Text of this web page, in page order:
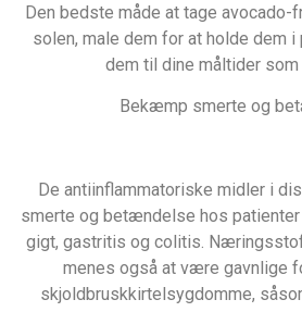
Den bedste måde at tage avocado-
solen, male dem for at holde dem
dem til dine måltider som
Bekæmp smerte og
De antiinflammatoriske midler i
smerte og betændelse hos
gigt, gastritis og colitis.
menes også at være gavnlige
skjoldbruskkirtelsygdomme,